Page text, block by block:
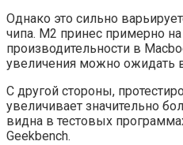
Однако это сильно
чипа. M2 принес примерно
производительности в
увеличения можно ожидать
С другой стороны,
увеличивает значительно
видна в тестовых
Geekbench.